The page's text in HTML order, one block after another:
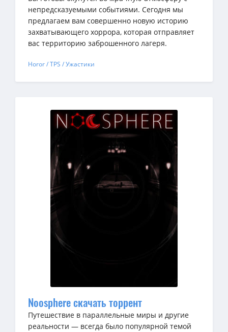
непредсказуемыми событиями. Сегодня мы
предлагаем вам совершенно новую историю
захватывающего хоррора, которая отправляет
вас территорию заброшенного лагеря.
Horor / TPS / Ужастики
Noosphere скачать торрент
Путешествие в параллельные миры и другие
реальности — всегда было популярной темой